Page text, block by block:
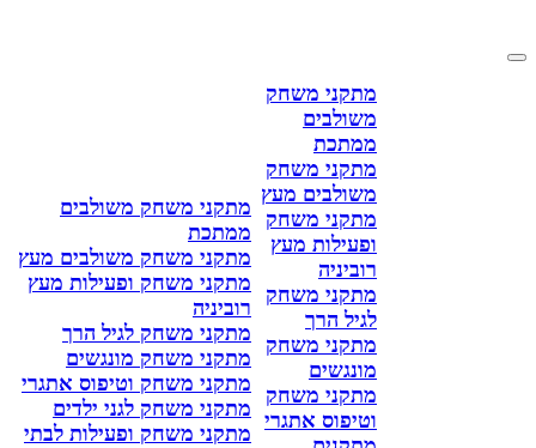
מתקני משחק
משולבים
ממתכת
מתקני משחק
משולבים מעץ
מתקני משחק
ופעילות מעץ
רוביניה
מתקני משחק
לגיל הרך
מתקני משחק
מונגשים
מתקני משחק
וטיפוס אתגרי
מתקני משחק משולבים
ממתכת
מתקני משחק משולבים מעץ
מתקני משחק ופעילות מעץ
רוביניה
מתקני משחק לגיל הרך
מתקני משחק מונגשים
מתקני משחק וטיפוס אתגרי
מתקני משחק לגני ילדים
מתקני משחק ופעילות לבתי